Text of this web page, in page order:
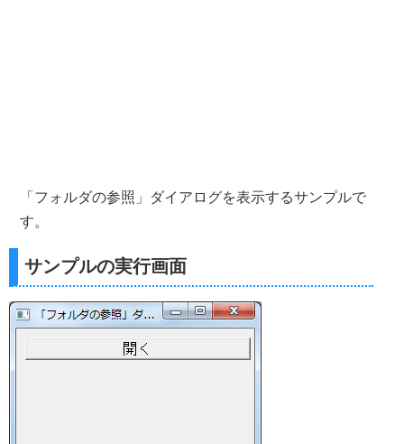
「フォルダの参照」ダイアログを表示するサンプルで
す。
サンプルの実行画面